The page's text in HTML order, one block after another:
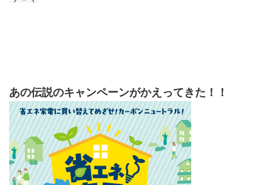
あの伝説のキャンペーンがかえってきた！！